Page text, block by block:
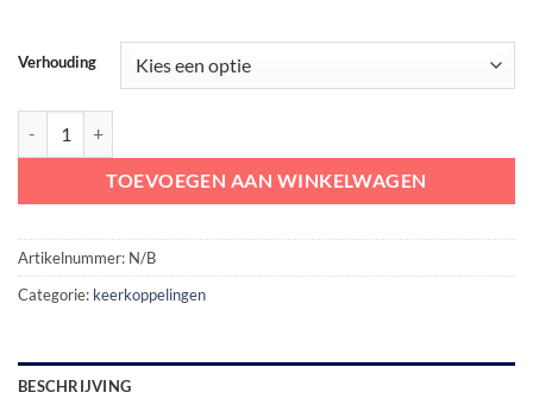
Verhouding
TOEVOEGEN AAN WINKELWAGEN
Artikelnummer: N/B
Categorie: keerkoppelingen
BESCHRIJVING